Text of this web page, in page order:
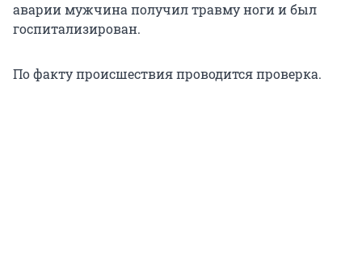
аварии мужчина получил травму ноги и был
госпитализирован.
По факту происшествия проводится проверка.